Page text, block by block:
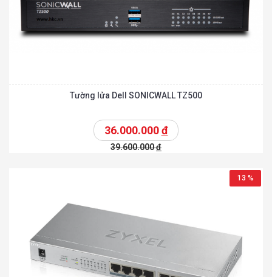
Tường lửa Dell SONICWALL TZ500
36.000.000đ
39.600.000đ
13 %